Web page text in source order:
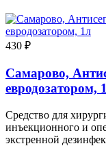
430 ₽
Самарово,
евродозатором,
Средство для
инъекционного и
экстренной